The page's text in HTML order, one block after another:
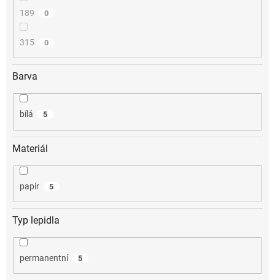
189 0
315 0
Barva
bílá 5
Materiál
papír 5
Typ lepidla
permanentní 5